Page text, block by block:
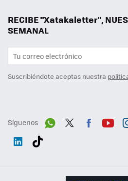
RECIBE "Xatakaletter",
SEMANAL
Suscribiéndote aceptas nuestra
Síguenos